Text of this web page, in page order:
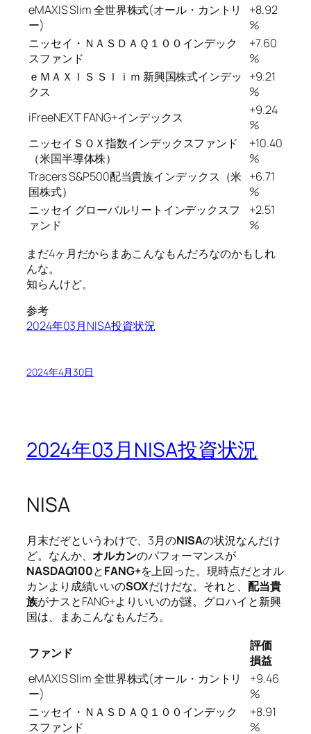
eMAXIS Slim 全世界株式(オール・カントリ
ー)
+8.92
%
ニッセイ・ＮＡＳＤＡＱ１００インデック
スファンド
+7.60
%
ｅＭＡＸＩＳ Ｓｌｉｍ 新興国株式インデッ
クス
+9.21
%
iFreeNEXT FANG+インデックス
+9.24
%
ニッセイＳＯＸ指数インデックスファンド
（米国半導体株）
+10.40
%
Tracers S&P500配当貴族インデックス（米
国株式）
+6.71
%
ニッセイ グローバルリートインデックスフ
ァンド
+2.51
%
まだ4ヶ月だからまあこんなもんだろなのかもしれ
んな。
知らんけど。
参考
2024年03月NISA投資状況
2024年4月30日
2024年03月NISA投資状況
NISA
月末だぞというわけで、3月のNISAの状況なんだけ
ど。なんか、 オルカンのパフォーマンスが
NASDAQ100とFANG+を上回った。現時点だとオル
カンより成績いいのSOXだけだな。それと、 配当貴
族がナスとFANG+よりいいのが謎。グロハイと新興
国は、まあこんなもんだろ。
ファンド
評価
損益
eMAXIS Slim 全世界株式(オール・カントリ
ー)
+9.46
%
ニッセイ・ＮＡＳＤＡＱ１００インデック
スファンド
+8.91
%